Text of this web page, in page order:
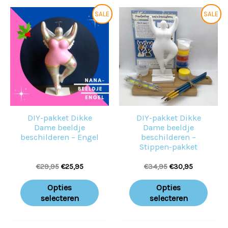
SALE
DIY-pakket Dikke
Dame beeldje
beschilderen – Engel
€29,95
Oorspronkelijke
prijs
was:
€29,95.
€25,95
Huidige
prijs
is:
€25,95.
Opties
selecteren
Dit
meerdere
variaties.
Deze
optie
productpagina
SALE
DIY-pakket Dikke
Dame beeldje
beschilderen –
Stippen-pakket
€34,95
Oorspronkelijke
prijs
was:
€34,95.
€30,95
Huidige
prijs
€30,95.
Opties
selecteren
Dit
optie